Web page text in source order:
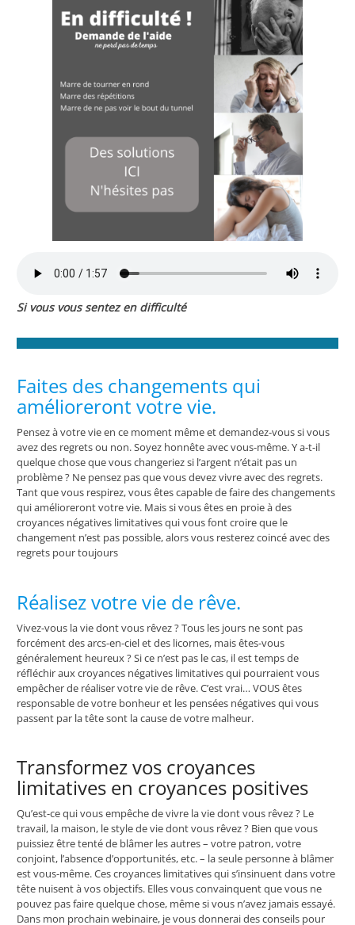
Si vous vous sentez en difficulté
Faites des changements qui
amélioreront votre vie.
Pensez à votre vie en ce moment même et demandez-vous si vous
avez des regrets ou non. Soyez honnête avec vous-même. Y a-t-il
quelque chose que vous changeriez si l’argent n’était pas un
problème ? Ne pensez pas que vous devez vivre avec des regrets.
Tant que vous respirez, vous êtes capable de faire des changements
qui amélioreront votre vie. Mais si vous êtes en proie à des
croyances négatives limitatives qui vous font croire que le
changement n’est pas possible, alors vous resterez coincé avec des
regrets pour toujours
Réalisez votre vie de rêve.
Vivez-vous la vie dont vous rêvez ? Tous les jours ne sont pas
forcément des arcs-en-ciel et des licornes, mais êtes-vous
généralement heureux ? Si ce n’est pas le cas, il est temps de
réfléchir aux croyances négatives limitatives qui pourraient vous
empêcher de réaliser votre vie de rêve. C’est vrai… VOUS êtes
responsable de votre bonheur et les pensées négatives qui vous
passent par la tête sont la cause de votre malheur.
Transformez vos croyances
limitatives en croyances positives
Qu’est-ce qui vous empêche de vivre la vie dont vous rêvez ? Le
travail, la maison, le style de vie dont vous rêvez ? Bien que vous
puissiez être tenté de blâmer les autres – votre patron, votre
conjoint, l’absence d’opportunités, etc. – la seule personne à blâmer
est vous-même. Ces croyances limitatives qui s’insinuent dans votre
tête nuisent à vos objectifs. Elles vous convainquent que vous ne
pouvez pas faire quelque chose, même si vous n’avez jamais essayé.
Dans mon prochain webinaire, je vous donnerai des conseils pour